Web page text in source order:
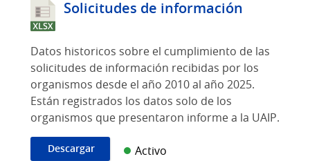
Solicitudes de información
Datos historicos sobre el cumplimiento de las
solicitudes de información recibidas por los
organismos desde el año 2010 al año 2025.
Están registrados los datos solo de los
organismos que presentaron informe a la UAIP.
Descargar Activo